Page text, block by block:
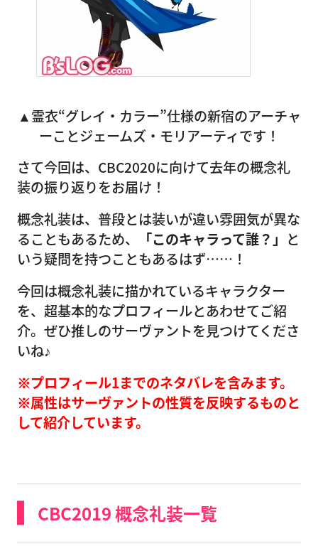
▲霊衣“グレイ・カラー”仕様の新宿のアーチャ
ーことジェームズ・モリアーティです！
さて今回は、CBC2020に向けて去年の概念礼
装の振り返りをお届け！
概念礼装は、普段とは装いが違い雰囲気が異な
ることもあるため、
「このキャラって誰？」 と
いう疑問を持つこともあるはず……！
今回は概念礼装に描かれているキャラクター
を、超基本的なプロフィールとあわせてご紹
介。ぜひ推しのサーヴァントを見つけてくださ
いね♪
※プロフィール1までのネタバレを含みます。
※属性はサーヴァントの性質を反映するものと
して紹介しています。
CBC2019 概念礼装一覧